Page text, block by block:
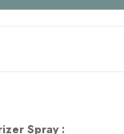
Spray :